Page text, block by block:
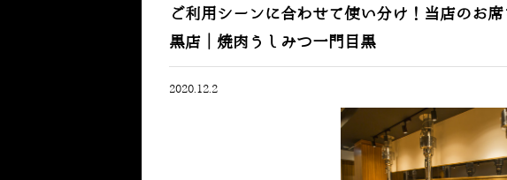
ご利用シーンに合わせて使い分け！当店のお
黒店｜焼肉うしみつ一門目黒
2020.12.2